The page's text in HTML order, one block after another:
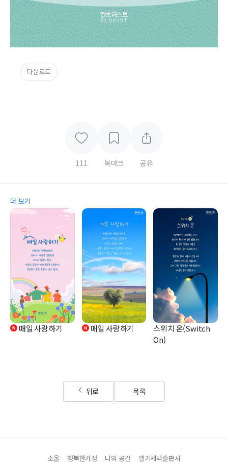
다운로드
111 북마크 공유
더 보기
매일 사랑하기 매일 사랑하기
스위치 온(Switch
On)
뒤로 목록
소울 행복한가정 나의 공간 멜기세덱출판사